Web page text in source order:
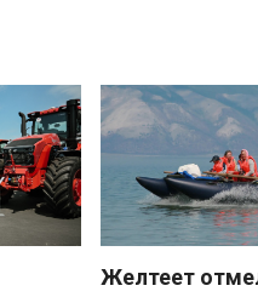
Желтеет